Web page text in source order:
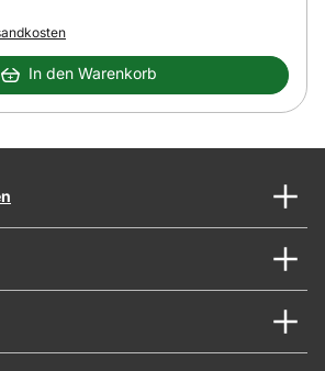
In den Warenkorb